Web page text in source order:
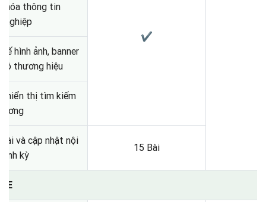
✔
hóa thông tin
nghiệp
hình ảnh, banner
thương hiệu
hiển thị tìm kiếm
và cập nhật nội
kỳ
15 Bài